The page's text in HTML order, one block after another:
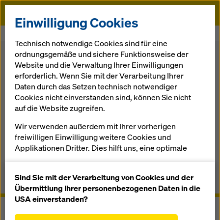
Doka
Schalung Traggerüst-Systeme
Zurück zur Übersicht
Freivorbauwagen
Schalung und Rüstung aus einer Hand
Anwenderinformationen, Dokumente & Videos
Einwilligung Cookies
Technisch notwendige Cookies sind für eine
ordnungsgemäße und sichere Funktionsweise der
Website und die Verwaltung Ihrer Einwilligungen
erforderlich. Wenn Sie mit der Verarbeitung Ihrer
Daten durch das Setzen technisch notwendiger
Cookies nicht einverstanden sind, können Sie nicht
auf die Website zugreifen.
Wir verwenden außerdem mit Ihrer vorherigen
freiwilligen Einwilligung weitere Cookies und
Applikationen Dritter. Dies hilft uns, eine optimale
die Funktionalität unserer Website ständig zu
verbessern (Funktionale und Statistik Cookies),
Sind Sie mit der Verarbeitung von Cookies und der
Übermittlung Ihrer personenbezogenen Daten in die
USA einverstanden?